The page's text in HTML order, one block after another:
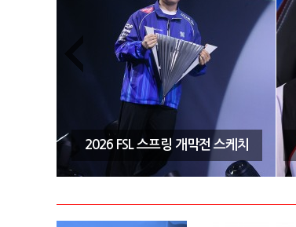
2026 FSL 스프링 개막전 스케치